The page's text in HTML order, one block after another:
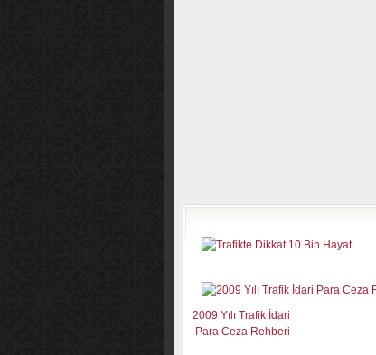
2009 Yılı Trafik İdari
Para Ceza Rehberi